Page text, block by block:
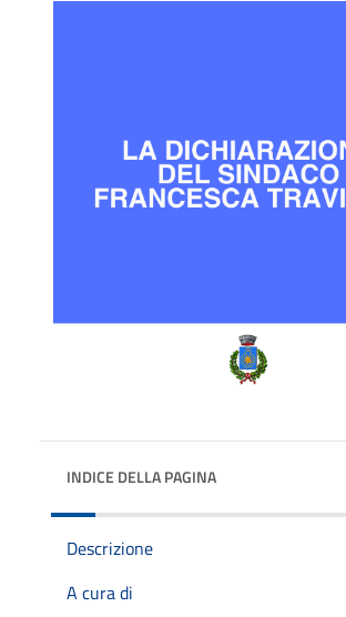
INDICE DELLA PAGINA
Descrizione
A cura di